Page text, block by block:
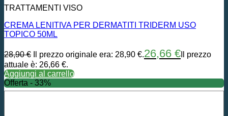
TRATTAMENTI VISO
CREMA LENITIVA PER DERMATITI TRIDERM USO
TOPICO 50ML
28,90€ Il prezzo originale era: 28,90 €.26,66 € Il prezzo
attuale è: 26,66 €.
Aggiungi al carrello
Offerta - 33%